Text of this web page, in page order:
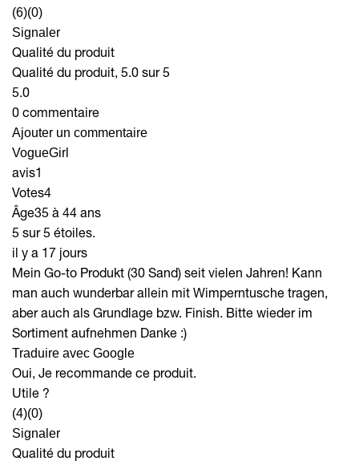
(6)(0)
Signaler
Qualité du produit
Qualité du produit, 5.0 sur 5
5.0
0 commentaire
Ajouter un commentaire
VogueGirl
avis1
Votes4
Âge35 à 44 ans
5 sur 5 étoiles.
il y a 17 jours
Mein Go-to Produkt (30 Sand) seit vielen Jahren! Kann
man auch wunderbar allein mit Wimperntusche tragen,
aber auch als Grundlage bzw. Finish. Bitte wieder im
Sortiment aufnehmen Danke :)
Traduire avec Google
Oui, Je recommande ce produit.
Utile ?
(4)(0)
Signaler
Qualité du produit